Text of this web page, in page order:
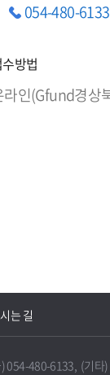
054-480-6133
방법
라인(Gfund경상
는 길
054-480-6133, (기타